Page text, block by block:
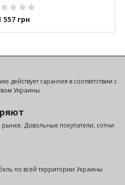
557 грн
действует гарантия в соответствии с
Украины
рынке. Довольные покупатели, сотни
по всей территории Украины